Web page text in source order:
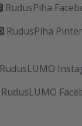
RudusPiha
RudusPiha
RudusLUMO
RudusLUMO